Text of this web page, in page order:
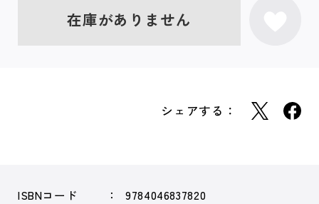
在庫がありません
シェアする：
ISBNコード
9784046837820